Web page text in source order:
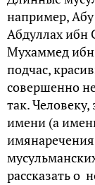
например,
Абдуллах ибн
Мухаммед
подчас,
совершенно
так.
имени (а
рассказать о